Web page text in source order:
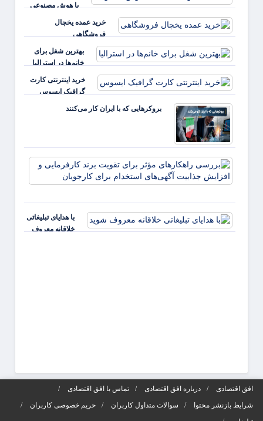
با هوش مصنوعی
خرید عمده یخچال
فروشگاهی
بهترین شغل برای
خانم‌ها در استرالیا
خرید اینترنتی کارت
گرافیک ایسوس
بروکرهایی‌ که با ایران کار می‌کنند
با هدایای تبلیغاتی
خلاقانه معروف
افق اقتصادی درباره افق اقتصادی
تماس با افق اقتصادی
شرایط بازنشر محتوا
سوالات متداول کاربران
حریم خصوصی کاربران